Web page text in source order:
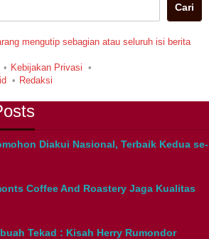
Cari
mengutip sebagian atau seluruh isi berita
Kebijakan Privasi
Redaksi
Diakui Nasional, Terbaik Kedua se-
Coffee And Roastery Jaga Kualitas
Tekad : Kisah Herry Rumondor